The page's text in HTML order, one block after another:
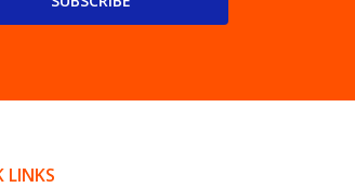
LINKS